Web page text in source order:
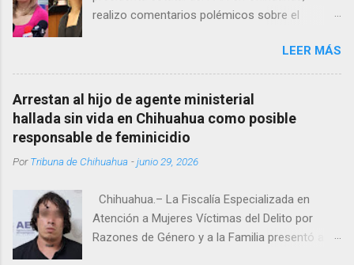
realizo comentarios polémicos sobre el
Chávez. “acuérdense que su bebé está por
nacer”, expresó al ser cuestionada sobre si la
retaría a tomarse una foto en un restaurante
de Texas como una prueba de que si cuenta
con VISA Álvarez añadió: “Yo no sé dónde irá a
emociones fuertes, ¿Qué tal si se le ocurre que
cruzar y luego le den un susto, y pues la
criatura se adelante o algo?, yo creo que tendrá
que ser cuidadosa porque los personajes de
LEER MÁS
Arrestan al hijo de agente ministerial
hallada sin vida en Chihuahua como posible
responsable de feminicidio
PorTribuna de Chihuahua -junio 29, 2026
Chihuahua.– La Fiscalía Especializada en
Atención a Mujeres Víctimas del Delito por
Razones de Género y a la Familia presentó a